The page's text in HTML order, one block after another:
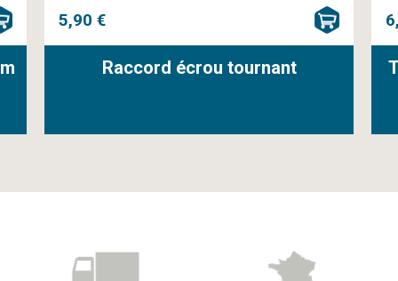
5,90 €
Raccord écrou tournant